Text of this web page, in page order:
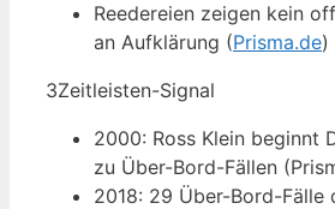
Reedereien zeigen kein
an Aufklärung (Prisma.de)
3Zeitleisten-Signal
2000: Ross Klein beginnt
zu Über-Bord-Fällen
2018: 29 Über-Bord-Fälle